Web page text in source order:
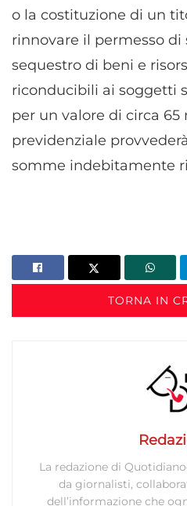
richieste attivamente.
Garantire la sicurezza,
rilevare frodi, correggere
e presentare pubblicità e
Salvare e comunicare le
o la costituzione di un
rinnovare il permesso di
sequestro di beni e
riconducibili ai soggetti
per un valore di circa 65
previdenziale
somme indebitamente
TORNA IN
La redazione di
da giornalisti,
dell’informazione che